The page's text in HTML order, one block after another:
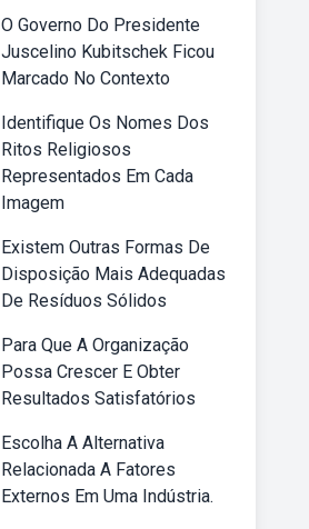
O Governo Do Presidente
Juscelino Kubitschek Ficou
Marcado No Contexto
Identifique Os Nomes Dos
Ritos Religiosos
Representados Em Cada
Imagem
Existem Outras Formas De
Disposição Mais Adequadas
De Resíduos Sólidos
Para Que A Organização
Possa Crescer E Obter
Resultados Satisfatórios
Escolha A Alternativa
Relacionada A Fatores
Externos Em Uma Indústria.